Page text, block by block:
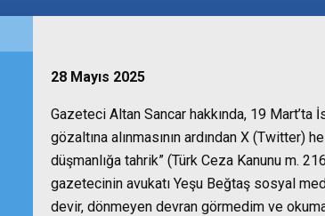
28 Mayıs 2025
Gazeteci Altan Sancar hakkında, 19 Mart’ta
gözaltına alınmasının ardından X (Twitter)
düşmanlığa tahrik” (Türk Ceza Kanunu m.
gazetecinin avukatı Yeşu Beğtaş sosyal
devir, dönmeyen devran görmedim ve